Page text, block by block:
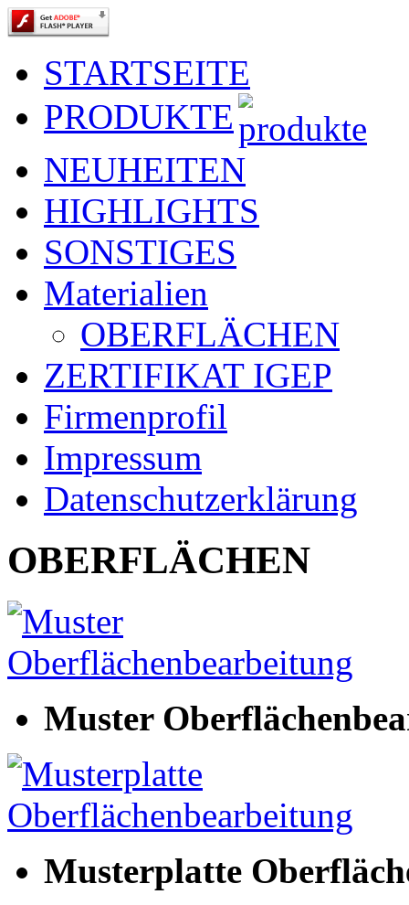
STARTSEITE
PRODUKTE
NEUHEITEN
HIGHLIGHTS
SONSTIGES
Materialien
OBERFLÄCHEN
ZERTIFIKAT IGEP
Firmenprofil
Impressum
Datenschutzerklärung
OBERFLÄCHEN
Muster
Musterplatte